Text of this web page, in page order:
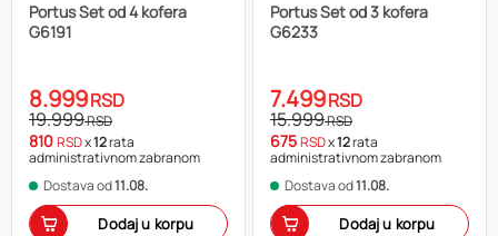
Portus Set od 4 kofera
G6191
8.999RSD
19.999RSD
810RSDx12rata
administrativnom zabranom
Dostava od11.08.
Dodaj u korpu
Portus Set od 3 kofera
G6233
7.499RSD
15.999RSD
675RSDx12rata
administrativnom zabranom
Dostava od11.08.
Dodaj u korpu